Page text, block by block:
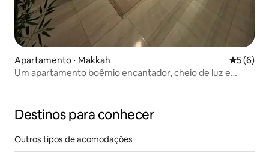
Apartamento ⋅ Makkah 5 de
5 (6)
Um apartamento boêmio encantador, cheio de luz e
Destinos para conhecer
Outros tipos de acomodações